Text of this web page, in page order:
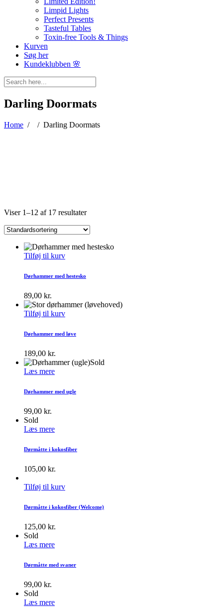
Limpid Lights
Perfect Presents
Tasteful Tables
Toxin-free Tools & Things
Kurven
Søg her
Kundeklubben 🌸
Darling Doormats
Home / / Darling Doormats
Viser 1–12 af 17 resultater
Tilføj til kurv
Dørhammer med hestesko
89,00 kr.
Tilføj til kurv
Dørhammer med løve
189,00 kr.
Sold
Læs mere
Dørhammer med ugle
99,00 kr.
Sold
Læs mere
Dørmåtte i kokosfiber
105,00 kr.
Tilføj til kurv
Dørmåtte i kokosfiber (Welcome)
125,00 kr.
Sold
Læs mere
Dørmåtte med svaner
99,00 kr.
Sold
Læs mere